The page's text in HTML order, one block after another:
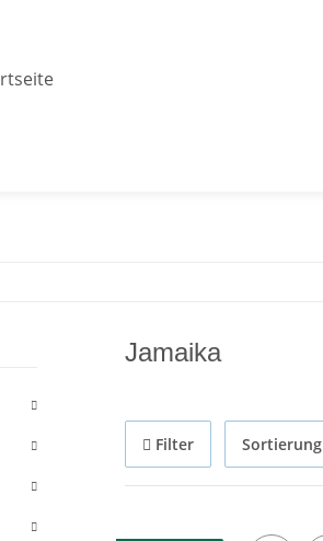
Jamaika
Filter Sortierung